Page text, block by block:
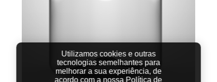
Utilizamos cookies e outras
tecnologias semelhantes para
melhorar a sua experiência, de
acordo com a nossa Política de